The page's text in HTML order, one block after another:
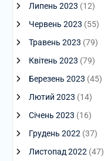
Липень 2023 (12)
Червень 2023 (55)
Травень 2023 (79)
Квітень 2023 (79)
Березень 2023 (45)
Лютий 2023 (14)
Січень 2023 (16)
Грудень 2022 (37)
Листопад 2022 (47)